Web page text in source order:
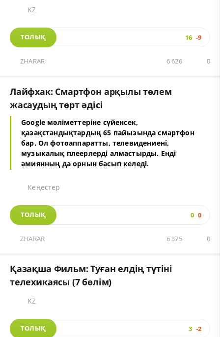
KZ
ТОЛЫҚ 16 -9
ZHARAR 0
6 626
Лайфхак: Смартфон арқылы төлем
жасаудың төрт әдісі
Google мәліметтеріне сүйенсек,
қазақстандықтардың 65 пайызында смартфон
бар. Ол фотоаппаратты, телевидениені,
музыкалық плеерлерді алмастырды. Енді
әмиянның да орнын басып келеді.
Кеңестер
ТОЛЫҚ 0 0
ZHARAR 0
6 375
Қазақша Фильм: Туған елдің түтіні
телехикаясы (7 бөлім)
KZ
ТОЛЫҚ 3 -2